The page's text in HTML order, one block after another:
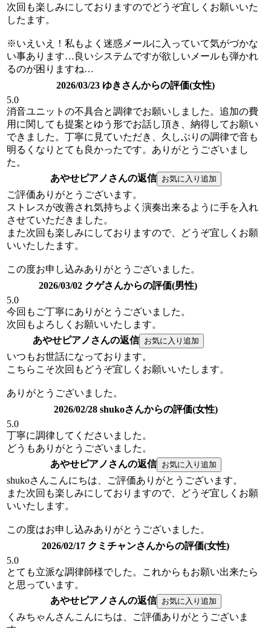
次回も楽しみにしておりますのでどうぞ宜しくお願いいた
したます。
※いえいえ！私もよく迷惑メールに入っていて気がづかな
い事あります…良いシステムですが欲しいメールも弾かれ
るのが困りますね…
2026/03/23 ゆきさんからの評価(女性)
5.0
消音ユニットの不具合と調律でお願いしました。追加の費
用に関しても提案とゆう形でお話し頂き、納得してお願い
できました。丁寧に見ていただき、久しぶりの調律で音も
明るくなりとても良かったです。ありがとうございまし
た。
あやせピアノさんの返信
ご評価ありがとうございます。
ストレスが改善され気持ちよく演奏出来るように手を入れ
させていただきました。
また次回も楽しみにしておりますので、どうぞ宜しくお願
いいたしたます。
この度お申し込みありがとうございました。
2026/03/02 クゲさんからの評価(男性)
5.0
今回もご丁寧にありがとうございました。
次回もよろしくお願いいたします。
あやせピアノさんの返信
いつもお世話になっております。
こちらこそ次回もどうぞ宜しくお願いいたします。
ありがとうございました。
2026/02/28 shukoさんからの評価(女性)
5.0
丁寧に調律してくださいました。
どうもありがとうございました。
あやせピアノさんの返信
shukoさんこんにちは、ご評価ありがとうございます。
また次回も楽しみにしておりますので、どうぞ宜しくお願
いいたします。
この度はお申し込みありがとうございました。
2026/02/17 クミチャンさんからの評価(女性)
5.0
とても立派な調律師様でした。これからもお願い出来たら
と思っています。
あやせピアノさんの返信
くみちゃんさんこんにちは、ご評価ありがとうございま